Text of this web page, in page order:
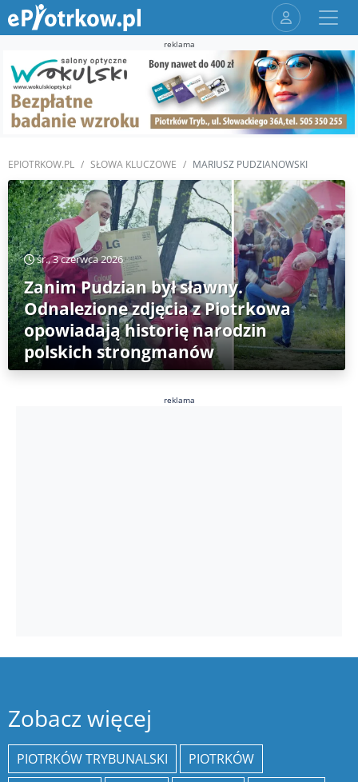
reklama
EPIOTRKOW.PL SŁOWA KLUCZOWE MARIUSZ PUDZIANOWSKI
śr., 3 czerwca 2026
Zanim Pudzian był sławny.
Odnalezione zdjęcia z Piotrkowa
opowiadają historię narodzin
polskich strongmanów
reklama
Zobacz więcej
PIOTRKÓW TRYBUNALSKI
PIOTRKÓW